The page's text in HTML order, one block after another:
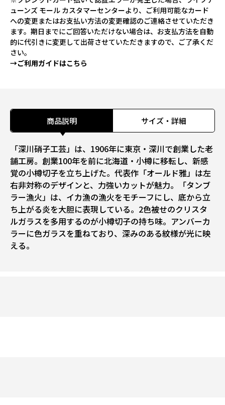
ューンズ モール カスタマーセンターより、ご利用可能なカード
への変更またはお支払い方法の変更確認のご連絡させていただき
ます。期日までにご回答いただけない場合は、お支払方法を自動
的に代引きに変更して出荷させていただきますので、ご了承くだ
さい。
→ご利用ガイドはこちら
商品説明 サイズ・詳細
「深川硝子工芸」は、1906年に東京・深川で創業した老
舗工房。創業100年を前に北海道・小樽に移転し、新感
覚の小樽切子を立ち上げた。代表作「オールド雅」は左
右非対称のデザインと、力強いカットが魅力。「タンブ
ラー漁火」は、イカ漁の漁火をモチーフにし、底から立
ち上がる炎を大胆に表現している。2色被せのクリスタ
ルガラスを多用するのが小樽切子の持ち味。アンバーカ
ラーに色ガラスを重ねており、深みのある紋様が光に映
える。